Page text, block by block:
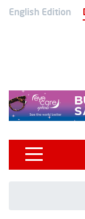
English Edition